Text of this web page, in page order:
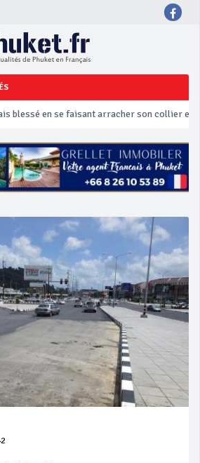
blessé en se faisant arracher son collier en
Festival
la sécurité pendant Songkran
routière ‘Seven Days of Danger’ de